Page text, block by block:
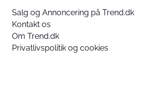
Salg og Annoncering på Trend.dk
Kontakt os
Om Trend.dk
Privatlivspolitik og cookies